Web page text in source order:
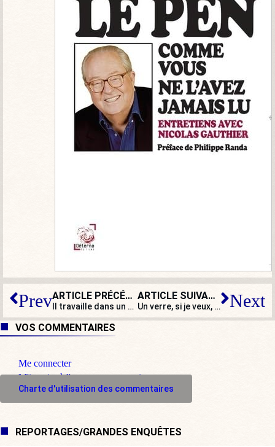
Prev ARTICLE PRÉCÉDENT
Il travaille dans un abattoir… et finit végan !
ARTICLE SUIVANT
Un verre, si je veux, quand je veux ! Next
VOS COMMENTAIRES
Me connecter
M'inscrire à l'espace commentaire
Charte d'utilisation des commentaires
REPORTAGES/GRANDES ENQUÊTES